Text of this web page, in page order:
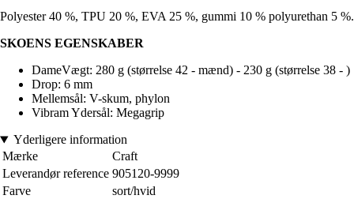
Polyester 40 %, TPU 20 %, EVA 25 %, gummi 10 % polyurethan 5 %.
SKOENS EGENSKABER
DameVægt: 280 g (størrelse 42 - mænd) - 230 g (størrelse 38 - )
Drop: 6 mm
Mellemsål: V-skum, phylon
Vibram Ydersål: Megagrip
Yderligere information
Mærke
Craft
Leverandør reference 905120-9999
Farve
sort/hvid